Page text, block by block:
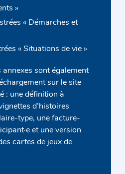
»
« Démarches et
« Situations de vie »
sont également
sur le site
: une définition à
d’histoires
type, une facture-
et une version
cartes de jeux de